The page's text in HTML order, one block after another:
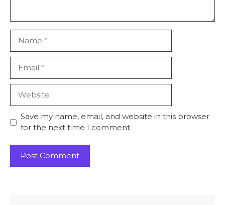
Save my name, email, and website in this browser
for the next time I comment.